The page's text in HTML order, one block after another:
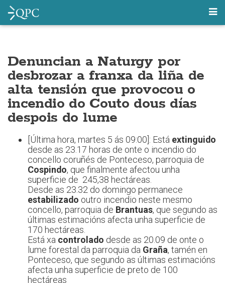
Denuncian a Naturgy por
desbrozar a franxa da liña de
alta tensión que provocou o
incendio do Couto dous días
despois do lume
[Última hora, martes 5 ás 09:00]: Está extinguido
desde as 23.17 horas de onte o incendio do
concello coruñés de Ponteceso, parroquia de
Cospindo, que finalmente afectou unha
superficie de 245,38 hectáreas.
Desde as 23.32 do domingo permanece
estabilizado outro incendio neste mesmo
concello, parroquia de Brantuas, que segundo as
últimas estimacións afecta unha superficie de
170 hectáreas.
Está xa controlado desde as 20.09 de onte o
lume forestal da parroquia da Graña, tamén en
Ponteceso, que segundo as últimas estimacións
afecta unha superficie de preto de 100
hectáreas